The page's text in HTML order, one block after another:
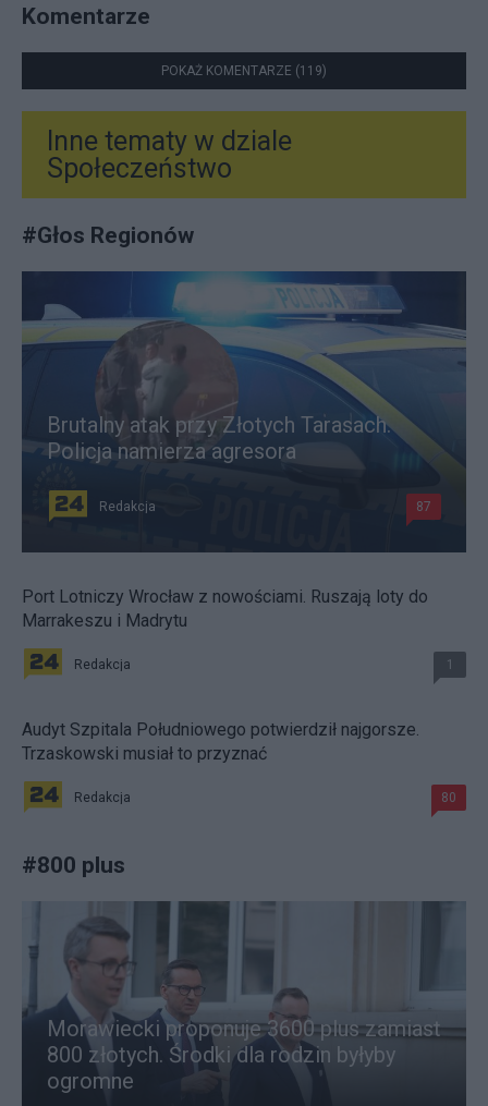
Komentarze
POKAŻ KOMENTARZE (119)
Inne tematy w dziale
Społeczeństwo
#Głos Regionów
Brutalny atak przy Złotych Tarasach.
Policja namierza agresora
Redakcja 87
Port Lotniczy Wrocław z nowościami. Ruszają loty do
Marrakeszu i Madrytu
Redakcja 1
Audyt Szpitala Południowego potwierdził najgorsze.
Trzaskowski musiał to przyznać
Redakcja 80
#800 plus
Morawiecki proponuje 3600 plus zamiast
800 złotych. Środki dla rodzin byłyby
ogromne